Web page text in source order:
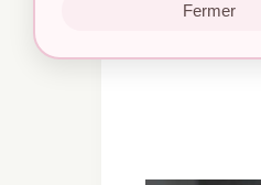
Fermer